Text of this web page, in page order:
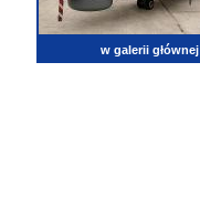
w galerii głównej